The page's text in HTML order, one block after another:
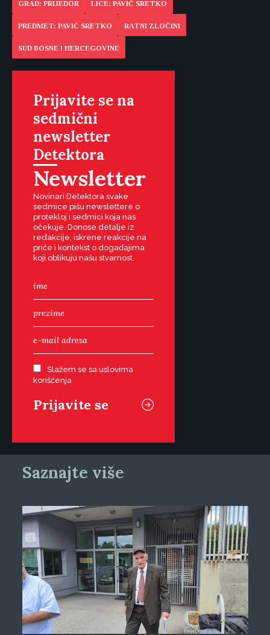
GRAD: PRIJEDOR LICE: PAVIĆ SRETKO
PREDMET: PAVIĆ SRETKO RATNI ZLOČINI
SUD BOSNE I HERCEGOVINE
Prijavite se na
sedmični
newsletter
Detektora
Newsletter
Novinari Detektora svake
sedmice pišu newslettere o
protekloj i sedmici koja nas
očekuje. Donose detalje iz
redakcije, iskrene reakcije na
priče i kontekst o događajima
koji oblikuju našu stvarnost.
Slažem se sa uslovima
korišćenja
Saznajte više